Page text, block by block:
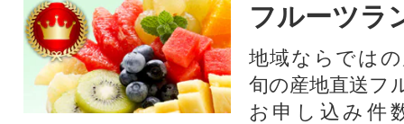
フルーツラ
地域ならでは
旬の産地直送フ
お申し込み件